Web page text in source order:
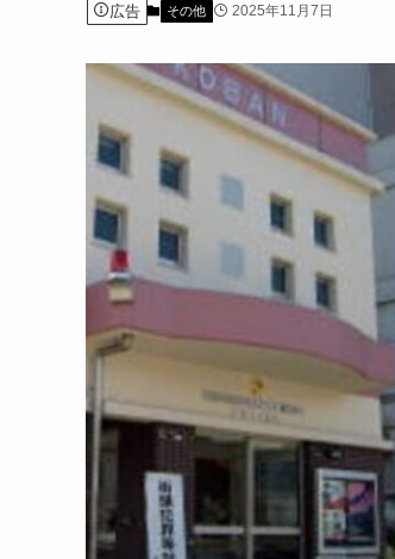
広告 その他 2025年11月7日